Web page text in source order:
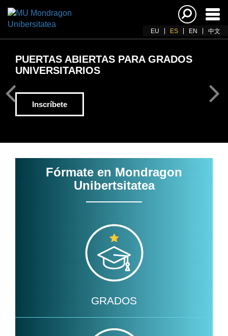
EU ES EN 中文
PUERTAS ABIERTAS PARA GRADOS
UNIVERSITARIOS
Inscríbete
Fórmate en Mondragon
Unibertsitatea
GRADOS